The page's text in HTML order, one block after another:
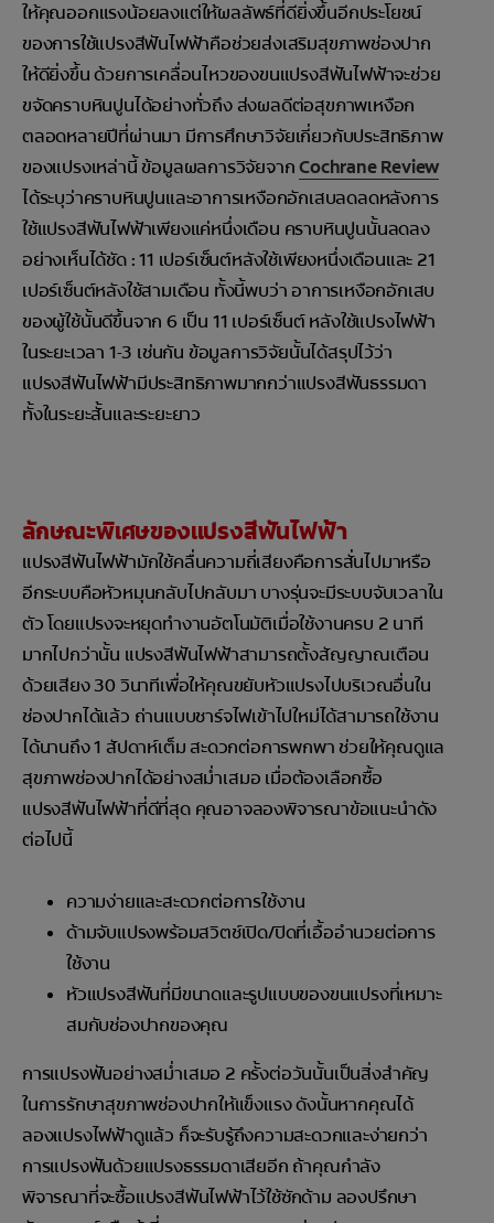
ให้คุณออกแรงน้อยลงแต่ให้ผลลัพธ์ที่ดียิ่งขึ้นอีกประโยชน์
ของการใช้แปรงสีฟันไฟฟ้าคือช่วยส่งเสริมสุขภาพช่องปาก
ให้ดียิ่งขึ้น ด้วยการเคลื่อนไหวของขนแปรงสีฟันไฟฟ้าจะช่วย
ขจัดคราบหินปูนได้อย่างทั่วถึง ส่งผลดีต่อสุขภาพเหงือก
ตลอดหลายปีที่ผ่านมา มีการศึกษาวิจัยเกี่ยวกับประสิทธิภาพ
ของแปรงเหล่านี้ ข้อมูลผลการวิจัยจากCochrane Review
ได้ระบุว่าคราบหินปูนและอาการเหงือกอักเสบลดลดหลังการ
ใช้แปรงสีฟันไฟฟ้าเพียงแค่หนึ่งเดือน คราบหินปูนนั้นลดลง
อย่างเห็นได้ชัด : 11 เปอร์เซ็นต์หลังใช้เพียงหนึ่งเดือนและ 21
เปอร์เซ็นต์หลังใช้สามเดือน ทั้งนี้พบว่า อาการเหงือกอักเสบ
ของผู้ใช้นั้นดีขึ้นจาก 6 เป็น 11 เปอร์เซ็นต์ หลังใช้แปรงไฟฟ้า
ในระยะเวลา 1-3 เช่นกัน ข้อมูลการวิจัยนั้นได้สรุปไว้ว่า
แปรงสีฟันไฟฟ้ามีประสิทธิภาพมากกว่าแปรงสีฟันธรรมดา
ทั้งในระยะสั้นและระยะยาว
ลักษณะพิเศษของแปรงสีฟันไฟฟ้า
แปรงสีฟันไฟฟ้ามักใช้คลื่นความถี่เสียงคือการสั่นไปมาหรือ
อีกระบบคือหัวหมุนกลับไปกลับมา บางรุ่นจะมีระบบจับเวลาใน
ตัว โดยแปรงจะหยุดทำงานอัตโนมัติเมื่อใช้งานครบ 2 นาที
มากไปกว่านั้น แปรงสีฟันไฟฟ้าสามารถตั้งสัญญาณเตือน
ด้วยเสียง 30 วินาทีเพื่อให้คุณขยับหัวแปรงไปบริเวณอื่นใน
ช่องปากได้แล้ว ถ่านแบบชาร์จไฟเข้าไปใหม่ได้สามารถใช้งาน
ได้นานถึง 1 สัปดาห์เต็ม สะดวกต่อการพกพา ช่วยให้คุณดูแล
สุขภาพช่องปากได้อย่างสม่ำเสมอ เมื่อต้องเลือกซื้อ
แปรงสีฟันไฟฟ้าที่ดีที่สุด คุณอาจลองพิจารณาข้อแนะนำดัง
ต่อไปนี้
ความง่ายและสะดวกต่อการใช้งาน
ด้ามจับแปรงพร้อมสวิตช์เปิด/ปิดที่เอื้ออำนวยต่อการ
ใช้งาน
หัวแปรงสีฟันที่มีขนาดและรูปแบบของขนแปรงที่เหมาะ
สมกับช่องปากของคุณ
การแปรงฟันอย่างสม่ำเสมอ 2 ครั้งต่อวันนั้นเป็นสิ่งสำคัญ
ในการรักษาสุขภาพช่องปากให้แข็งแรง ดังนั้นหากคุณได้
ลองแปรงไฟฟ้าดูแล้ว ก็จะรับรู้ถึงความสะดวกและง่ายกว่า
การแปรงฟันด้วยแปรงธรรมดาเสียอีก ถ้าคุณกำลัง
พิจารณาที่จะซื้อแปรงสีฟันไฟฟ้าไว้ใช้ซักด้าม ลองปรึกษา